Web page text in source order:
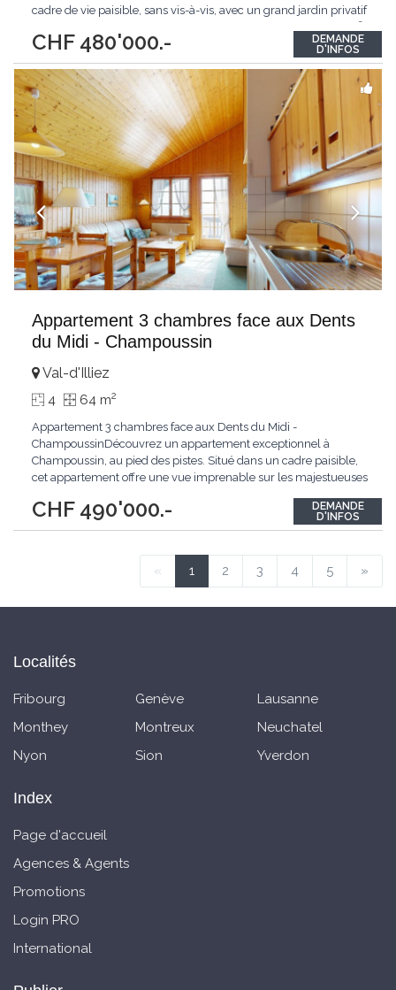
CHF 480'000.-
cadre de vie paisible, sans vis-à-vis, avec un grand jardin privatif
il se compose de 3 chambres à coucher et allie confort moderne
et qualité...
DEMANDE
D'INFOS
Appartement 3 chambres face aux Dents
du Midi - Champoussin
CHF 490'000.-
Val-d'Illiez
4 64 m2
Appartement 3 chambres face aux Dents du Midi -
ChampoussinDécouvrez un appartement exceptionnel à
Champoussin, au pied des pistes. Situé dans un cadre paisible,
cet appartement offre une vue imprenable sur les majestueuses
baigné de lumière tout au long de la journée.Ce bien se
distingue par l'utilisation de matériaux de qualité...
DEMANDE
D'INFOS
« 1 2 3 4 5 »
Localités
Fribourg Genève
Lausanne
Monthey
Montreux
Neuchatel
Nyon
Sion Yverdon
Index
Page d'accueil
Agences & Agents
Promotions
Login PRO
International